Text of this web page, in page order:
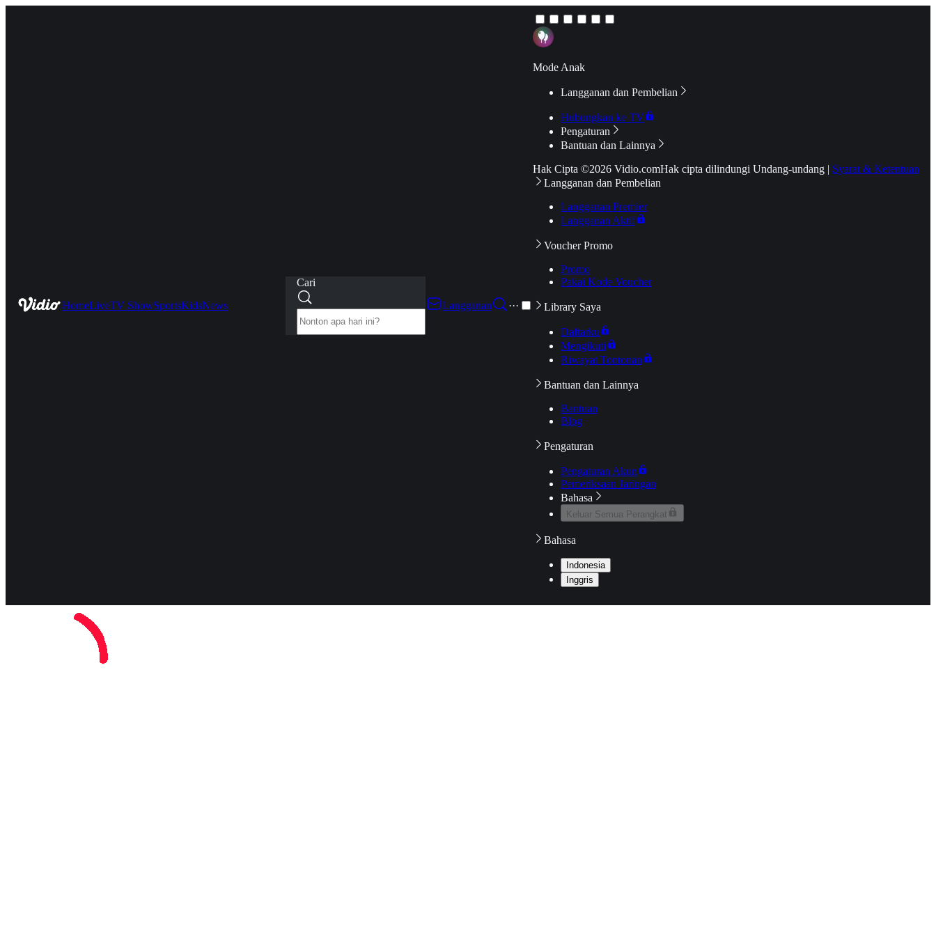
HomeLiveTV ShowSportsKidsNews
Cari
Langganan
···
Mode Anak
Langganan dan Pembelian
Hubungkan ke TV
Pengaturan
Bantuan dan Lainnya
Hak Cipta ©2026 Vidio.comHak cipta dilindungi Undang-undang | Syarat & Ketentuan
Langganan dan Pembelian
Langganan Premier
Langganan Aktif
Voucher Promo
Promo
Pakai Kode Voucher
Library Saya
Daftarku
Mengikuti
Riwayat Tontonan
Bantuan dan Lainnya
Bantuan
Blog
Pengaturan
Pengaturan Akun
Pemeriksaan Jaringan
Bahasa
Keluar Semua Perangkat
Bahasa
Indonesia
Inggris